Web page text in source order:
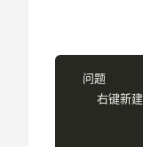
问题
右键新建